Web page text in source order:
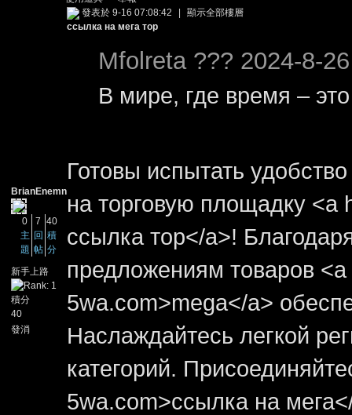
BrianEnemn
0
主
題
7
回
帖
40
積
分
新手上路
積分
40
發消
發表於 9-16 07:08:42
顯示全部樓層
ссылка на мега тор
Mfolreta ??? 2024-8-
В мире, где время –
Готовы испытать
на торговую площадку <a
ссылка тор</a>!
предложениям товаров
5wa.com>mega</a>
Наслаждайтесь легкой
категорий.
5wa.com>ссылка на